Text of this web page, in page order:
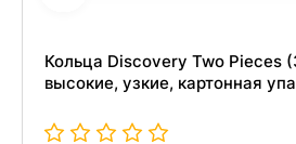
Кольца Discovery Two Pieces
высокие, узкие, картонная